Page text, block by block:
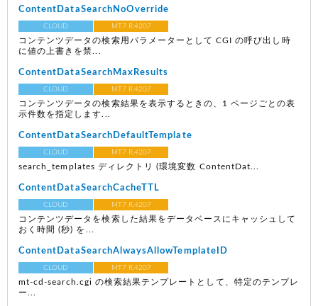
ContentDataSearchNoOverride
CLOUD MT7 R.4207
コンテンツデータの検索用パラメーターとして CGI の呼び出し時
に値の上書きを禁...
ContentDataSearchMaxResults
CLOUD MT7 R.4207
コンテンツデータの検索結果を表示するときの、1 ページごとの表
示件数を指定します...
ContentDataSearchDefaultTemplate
CLOUD MT7 R.4207
search_templates ディレクトリ (環境変数 ContentDat...
ContentDataSearchCacheTTL
CLOUD MT7 R.4207
コンテンツデータを検索した結果をデータベースにキャッシュして
おく時間 (秒) を...
ContentDataSearchAlwaysAllowTemplateID
CLOUD MT7 R.4207
mt-cd-search.cgi の検索結果テンプレートとして、特定のテンプレ
ー...